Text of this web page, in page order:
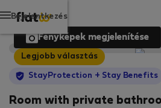
Bejelentkezés
Legjobb választás
Fényképek megjelenítése
StayProtection + Stay Benefits
Room with private